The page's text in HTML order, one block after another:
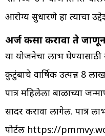
आरोग्य सुधारणे हा त्याचा
अर्ज कसा करावा ते जाणून
या योजनेचा लाभ
कुटुंबाचे वार्षिक उत्पन्न 8
पात्र महिलेला बाळाच्या
सादर करावा लागेल. पात्र
पोर्टल https://